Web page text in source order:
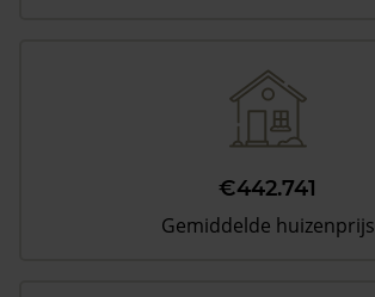
€442.741
Gemiddelde huizenprijs